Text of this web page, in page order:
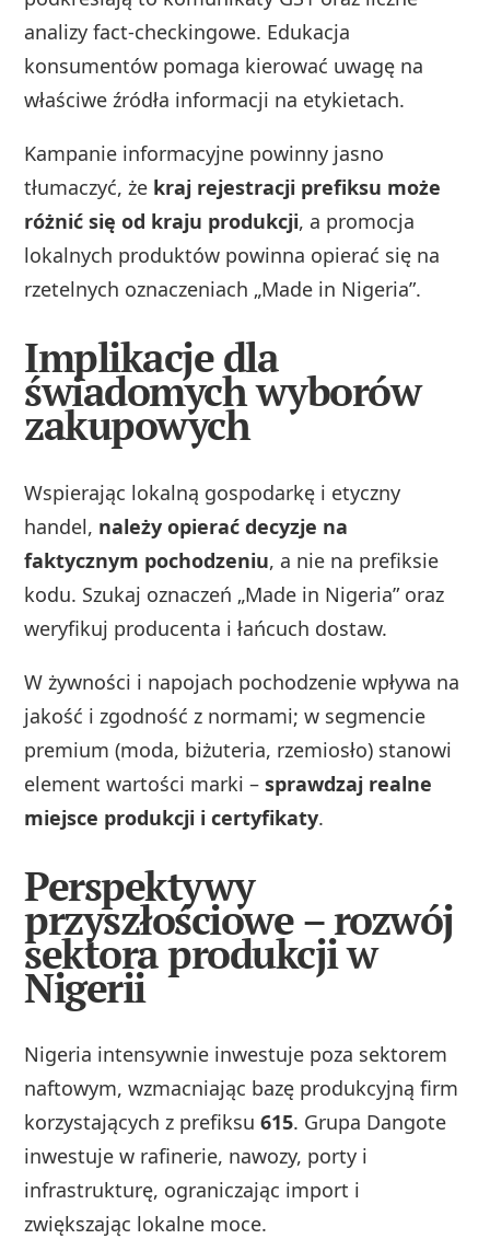
analizy fact-checkingowe. Edukacja
konsumentów pomaga kierować uwagę na
właściwe źródła informacji na etykietach.
Kampanie informacyjne powinny jasno
tłumaczyć, że kraj rejestracji prefiksu może
różnić się od kraju produkcji, a promocja
lokalnych produktów powinna opierać się na
rzetelnych oznaczeniach „Made in Nigeria”.
Implikacje dla
świadomych wyborów
zakupowych
Wspierając lokalną gospodarkę i etyczny
handel, należy opierać decyzje na
faktycznym pochodzeniu, a nie na prefiksie
kodu. Szukaj oznaczeń „Made in Nigeria” oraz
weryfikuj producenta i łańcuch dostaw.
W żywności i napojach pochodzenie wpływa na
jakość i zgodność z normami; w segmencie
premium (moda, biżuteria, rzemiosło) stanowi
element wartości marki –sprawdzaj realne
miejsce produkcji i certyfikaty.
Perspektywy
przyszłościowe – rozwój
sektora produkcji w
Nigerii
Nigeria intensywnie inwestuje poza sektorem
naftowym, wzmacniając bazę produkcyjną firm
korzystających z prefiksu615. Grupa Dangote
inwestuje w rafinerie, nawozy, porty i
infrastrukturę, ograniczając import i
zwiększając lokalne moce.